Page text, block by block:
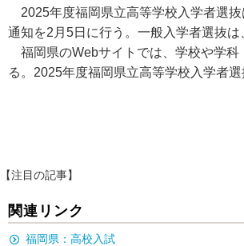
2025年度福岡県立高等学校入学者選
通知を2月5日に行う。一般入学者選抜
福岡県のWebサイトでは、学校や学科
る。2025年度福岡県立高等学校入学者
【注目の記事】
関連リンク
福岡県：高校入試